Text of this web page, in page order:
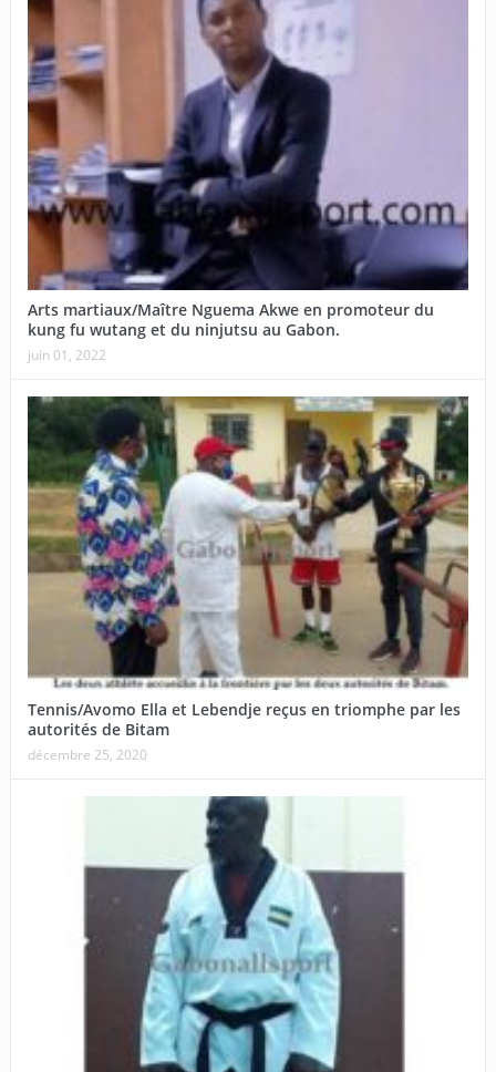
Arts martiaux/Maître Nguema Akwe en promoteur du
kung fu wutang et du ninjutsu au Gabon.
juin 01, 2022
Tennis/Avomo Ella et Lebendje reçus en triomphe par les
autorités de Bitam
décembre 25, 2020